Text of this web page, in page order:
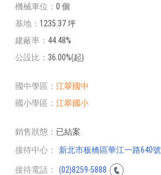
機械車位
0 個
基地
1235.37 坪
建蔽率
44.48%
公設比
36.00%(起)
國中學區
江翠國中
國小學區
江翠國小
銷售狀態
已結案
接待中心
新北市板橋區華江一路640號
接待電話 (02)8259-5888